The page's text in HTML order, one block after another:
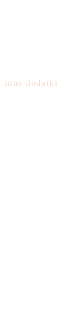
inne dodatki